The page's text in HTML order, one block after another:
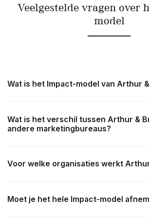
Veelgestelde vragen over
model
Wat is het Impact-model van Arthur
Wat is het verschil tussen Arthur &
andere marketingbureaus?
Voor welke organisaties werkt
Moet je het hele Impact-model